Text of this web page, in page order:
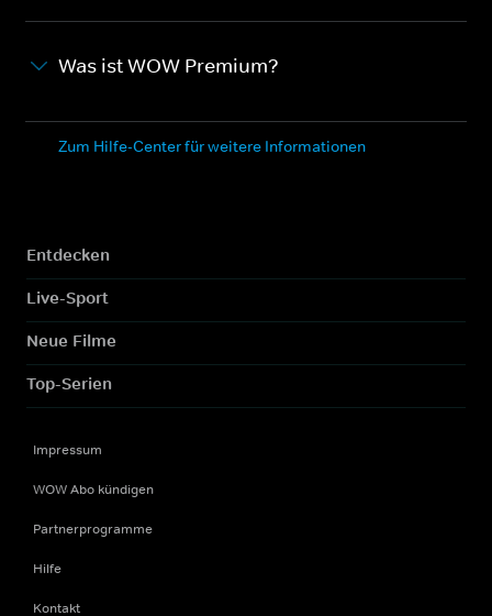
Was ist WOW Premium?
Zum Hilfe-Center für weitere Informationen
Entdecken
Live-Sport
Neue Filme
Top-Serien
Impressum
WOW Abo kündigen
Partnerprogramme
Hilfe
Kontakt